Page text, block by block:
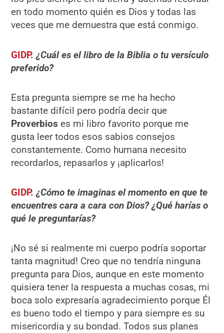
en todo momento quién es Dios y todas las
veces que me demuestra que está conmigo.
GIDP. ¿Cuál es el libro de la Biblia o tu versículo
preferido?
Esta pregunta siempre se me ha hecho
bastante difícil pero podría decir que
Proverbios es mi libro favorito porque me
gusta leer todos esos sabios consejos
constantemente. Como humana necesito
recordarlos, repasarlos y ¡aplicarlos!
GIDP. ¿Cómo te imaginas el momento en que te
encuentres cara a cara con Dios? ¿Qué harías o
qué le preguntarías?
¡No sé si realmente mi cuerpo podría soportar
tanta magnitud! Creo que no tendría ninguna
pregunta para Dios, aunque en este momento
quisiera tener la respuesta a muchas cosas, mi
boca solo expresaría agradecimiento porque Él
es bueno todo el tiempo y para siempre es su
misericordia y su bondad. Todos sus planes